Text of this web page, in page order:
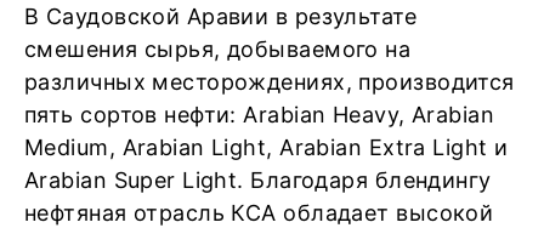
В Саудовской Аравии в результате
смешения сырья, добываемого на
различных месторождениях, производится
пять сортов нефти: Arabian Heavy, Arabian
Medium, Arabian Light, Arabian Extra Light и
Arabian Super Light. Благодаря блендингу
нефтяная отрасль КСА обладает высокой